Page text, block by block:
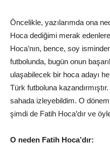
Öncelikle, yazılarımda ona
Hoca dediğimi merak
Hoca’nın, bence, soy
futbolunda, bugün onun
ulaşabilecek bir hoca adayı
Türk futboluna
sahada izleyebildim. O
şimdi de Fatih Hoca’dır ve
O neden Fatih Hoca’dır: